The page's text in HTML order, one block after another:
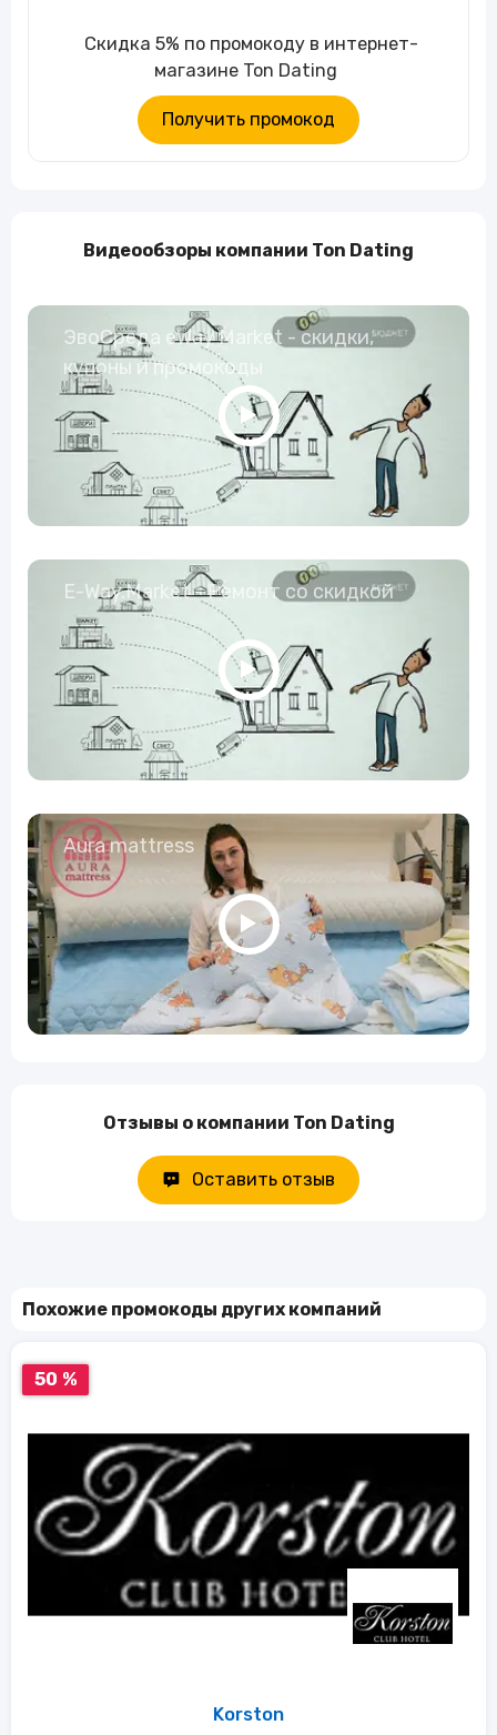
Скидка 5% по промокоду в интернет-
магазине Ton Dating
Получить промокод
Видеообзоры компании Ton Dating
ЭвоСреда eWay Market - скидки,
купоны и промокоды
E-Way.Market - Ремонт со скидкой
Aura mattress
Отзывы о компании Ton Dating
Оставить отзыв
Похожие промокоды других компаний
50 %
Korston